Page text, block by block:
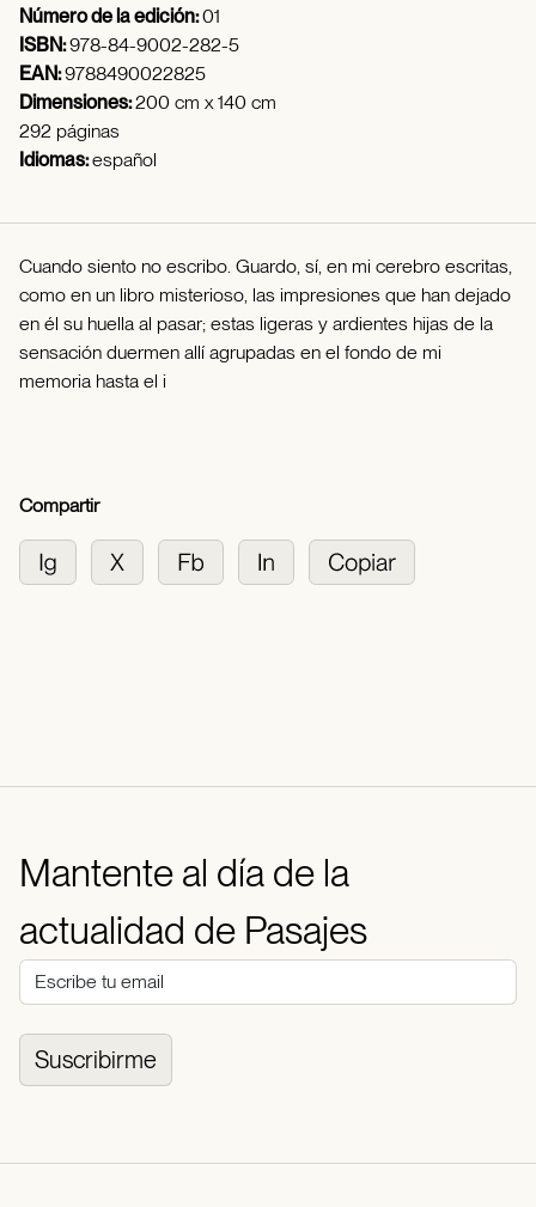
Número de la edición:01
ISBN:978-84-9002-282-5
EAN:9788490022825
Dimensiones:200 cm x 140 cm
292 páginas
Idiomas:español
Cuando siento no escribo. Guardo, sí, en mi cerebro escritas,
como en un libro misterioso, las impresiones que han dejado
en él su huella al pasar; estas ligeras y ardientes hijas de la
sensación duermen allí agrupadas en el fondo de mi
memoria hasta el i
Compartir
Mantente al día de la
actualidad de Pasajes
Suscribirme